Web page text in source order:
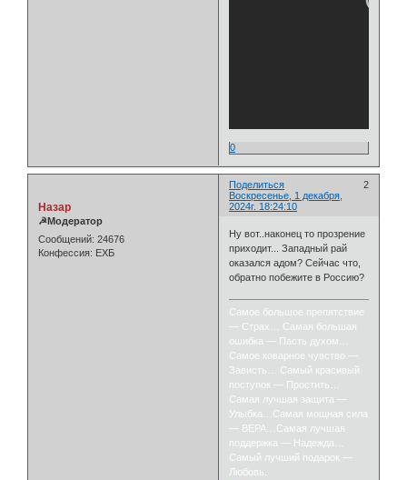
0
Поделиться
2
Воскресенье, 1 декабря,
2024г. 18:24:10
Назар
☭Модератор
Сообщений: 24676
Конфессия: ЕХБ
Ну вот..наконец то прозрение
приходит... Западный рай
оказался адом? Сейчас что,
обратно побежите в Россию?
Самое большое препятствие
— Страх… Самая большая
ошибка — Пасть духом…
Самое коварное чувство —
Зависть… Самый красивый
поступок — Простить…
Самая лучшая защита —
Улыбка…Самая мощная сила
— ВЕРА…Самая лучшая
поддержка — Надежда…
Самый лучший подарок —
Любовь.